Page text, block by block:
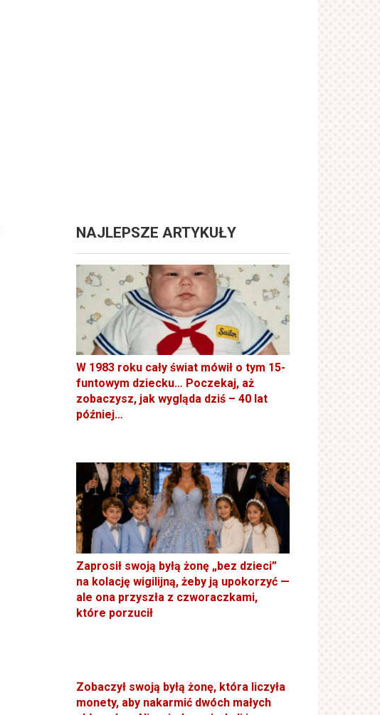
NAJLEPSZE ARTYKUŁY
W 1983 roku cały świat mówił o tym 15-
funtowym dziecku… Poczekaj, aż
zobaczysz, jak wygląda dziś – 40 lat
później…
Zaprosił swoją byłą żonę „bez dzieci”
na kolację wigilijną, żeby ją upokorzyć —
ale ona przyszła z czworaczkami,
które porzucił
Zobaczył swoją byłą żonę, która liczyła
monety, aby nakarmić dwóch małych